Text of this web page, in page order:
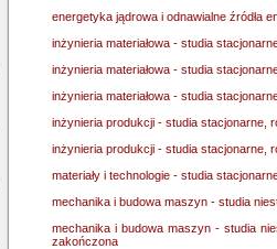
energetyka jądrowa i odnawialne źródła
inżynieria materiałowa - studia
inżynieria materiałowa - studia
inżynieria materiałowa - studia
inżynieria produkcji - studia stacjonarne,
inżynieria produkcji - studia stacjonarne,
materiały i technologie - studia
mechanika i budowa maszyn - studia
mechanika i budowa maszyn - studia
zakończona